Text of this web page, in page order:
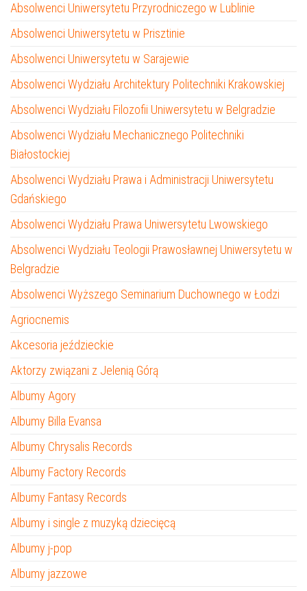
Absolwenci Uniwersytetu Przyrodniczego w Lublinie
Absolwenci Uniwersytetu w Prisztinie
Absolwenci Uniwersytetu w Sarajewie
Absolwenci Wydziału Architektury Politechniki Krakowskiej
Absolwenci Wydziału Filozofii Uniwersytetu w Belgradzie
Absolwenci Wydziału Mechanicznego Politechniki
Białostockiej
Absolwenci Wydziału Prawa i Administracji Uniwersytetu
Gdańskiego
Absolwenci Wydziału Prawa Uniwersytetu Lwowskiego
Absolwenci Wydziału Teologii Prawosławnej Uniwersytetu w
Belgradzie
Absolwenci Wyższego Seminarium Duchownego w Łodzi
Agriocnemis
Akcesoria jeździeckie
Aktorzy związani z Jelenią Górą
Albumy Agory
Albumy Billa Evansa
Albumy Chrysalis Records
Albumy Factory Records
Albumy Fantasy Records
Albumy i single z muzyką dziecięcą
Albumy j-pop
Albumy jazzowe